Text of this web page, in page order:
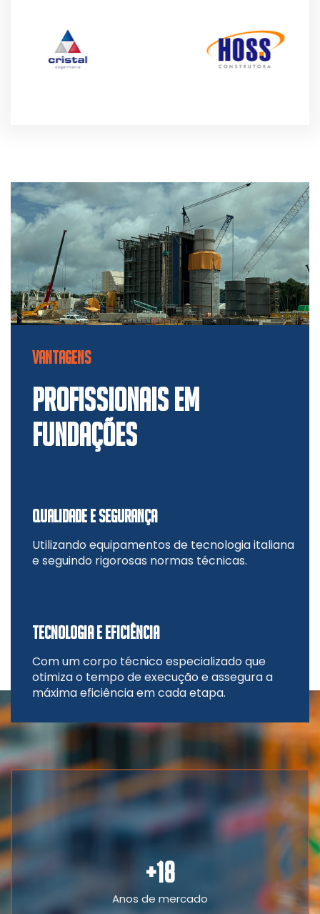
VANTAGENS
PROFISSIONAIS EM
FUNDAÇÕES
QUALIDADE E SEGURANÇA
Utilizando equipamentos de tecnologia italiana
e seguindo rigorosas normas técnicas.
TECNOLOGIA E EFICIÊNCIA
Com um corpo técnico especializado que
otimiza o tempo de execução e assegura a
máxima eficiência em cada etapa.
Anos de mercado
+18